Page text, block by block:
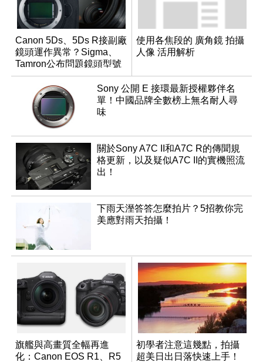
Canon 5Ds、5Ds R接副廠
鏡頭運作異常？Sigma、
Tamron公布問題鏡頭型號
及解決方案
使用各焦段的 廣角鏡 拍攝
人像 活用解析
Sony 公開 E 接環最新授權夥伴名
單！中國品牌全數榜上無名耐人尋
味
關於Sony A7C II和A7C R的傳聞規
格更新，以及疑似A7C II的實機照流
出！
下雨天溼答答怎麼拍片？5招教你完
美應對雨天拍攝！
旗艦與高畫質全幅再進
化：Canon EOS R1、R5
初學者注意這幾點，拍攝
超美日出日落快速上手！